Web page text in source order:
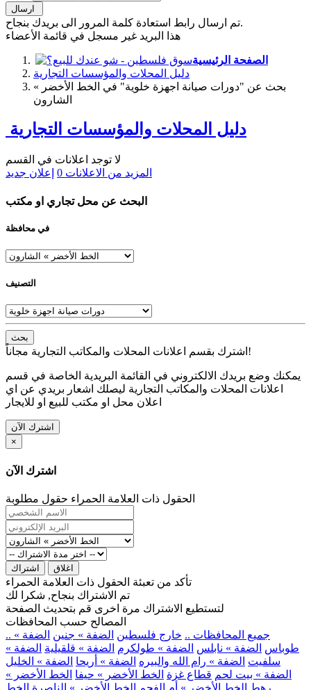
تم ارسال رابط استعادة كلمة المرور الى بريدك بنجاح.
هذا البريد غير مسجل في قائمة الأعضاء
الصفحة الرئيسية
دليل المحلات والمؤسسات التجارية
بحث عن "دورات صيانة اجهزة خلوية" في الخط الأخضر »
الشارون
دليل المحلات والمؤسسات التجارية
لا توجد اعلانات في القسم
المزيد من الاعلانات 0 إعلان جديد
البحث عن محل تجاري او مكتب
في محافظة
التصنيف
بحث
اشترك بقسم اعلانات المحلات والمكاتب التجارية مجاناً!
يمكنك وضع بريدك الالكتروني في القائمة البريدية الخاصة في قسم
اعلانات المحلات والمكاتب التجارية ليصلك اشعار بريدي عن اي
اعلان محل او مكتب للبيع او للايجار
اشترك الآن
×
اشترك الآن
الحقول ذات العلامة الحمراء حقول مطلوبة
اشتراك اغلاق
تأكد من تعبئة الحقول ذات العلامة الحمراء
تم الاشتراك بنجاح, شكرا لك
لتستطيع الاشتراك مرة اخرى قم بتحديث الصفحة
المصالح حسب المحافظات
.. جميع المحافظات .. خارج فلسطين الضفة » جنين الضفة »
طوباس الضفة » نابلس الضفة » طولكرم الضفة » قلقيلية الضفة »
سلفيت الضفة » رام الله والبيره الضفة » أريحا الضفة » الخليل
الضفة » بيت لحم قطاع غزة الخط الأخضر » حيفا الخط الأخضر »
رهط الخط الأخضر » أم الفحم الخط الأخضر » الناصرة الخط